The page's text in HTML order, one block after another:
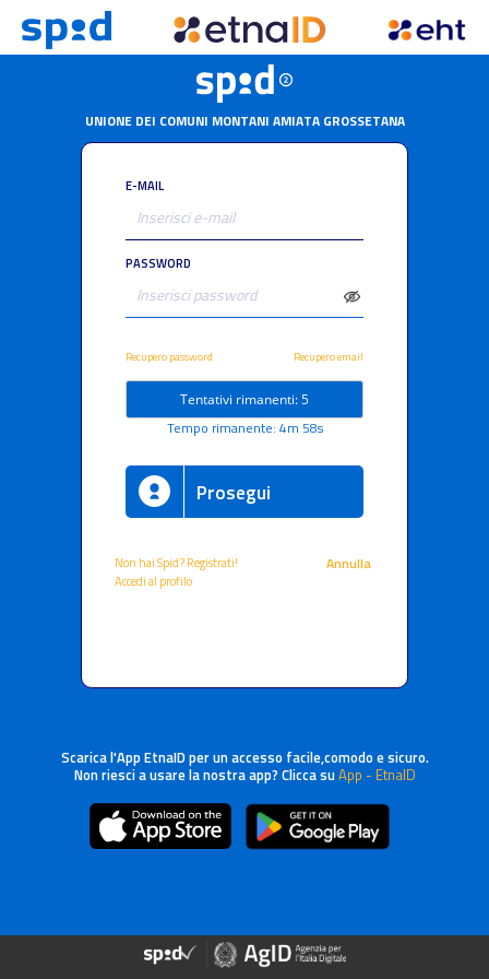
UNIONE DEI COMUNI MONTANI AMIATA GROSSETANA
E-MAIL
PASSWORD
Recupero password Recupero email
Tentativi rimanenti: 5
Tempo rimanente: 4m 57s
Prosegui
Non hai Spid? Registrati!
Accedi al profilo
Annulla
Scarica l'App EtnaID per un accesso facile,comodo e sicuro.
Non riesci a usare la nostra app? Clicca suApp - EtnaID